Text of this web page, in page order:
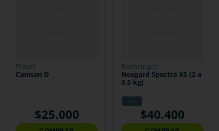
provet
Canisan D
$25.000
boehringer
Nexgard Spectra XS (2 a
3.5 kg)
x 1
$40.400